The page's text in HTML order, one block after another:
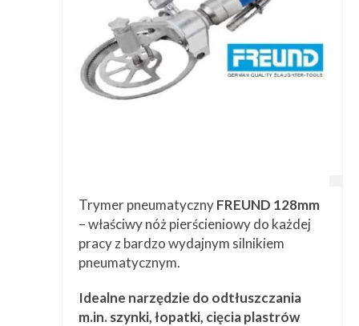
Trymer pneumatycznyFREUND 128mm
– właściwy nóż pierścieniowy do każdej
pracy z bardzo wydajnym silnikiem
pneumatycznym.
Idealne narzędzie do odtłuszczania
m.in. szynki, łopatki, cięcia plastrów